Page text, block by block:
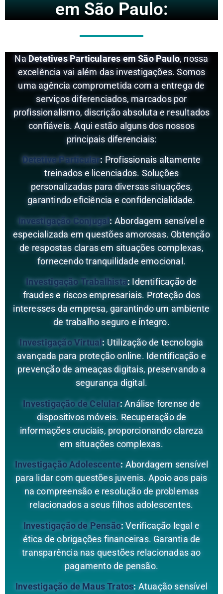
em São Paulo:
NaDetetives Particulares em São Paulo, nossa
excelência vai além das investigações. Somos
uma agência comprometida com a entrega de
serviços diferenciados, marcados por
profissionalismo, discrição absoluta e resultados
confiáveis. Aqui estão alguns dos nossos
principais diferenciais:
Detetive Particular: Profissionais altamente
treinados e licenciados. Soluções
personalizadas para diversas situações,
garantindo eficiência e confidencialidade.
Investigação Conjugal: Abordagem sensível e
especializada em questões amorosas. Obtenção
de respostas claras em situações complexas,
fornecendo tranquilidade emocional.
Investigação Trabalhista: Identificação de
fraudes e riscos empresariais. Proteção dos
interesses da empresa, garantindo um ambiente
de trabalho seguro e íntegro.
Investigação Virtual : Utilização de tecnologia
avançada para proteção online. Identificação e
prevenção de ameaças digitais, preservando a
segurança digital.
Investigação de Celular: Análise forense de
dispositivos móveis. Recuperação de
informações cruciais, proporcionando clareza
em situações complexas.
Investigação Adolescente: Abordagem sensível
para lidar com questões juvenis. Apoio aos pais
na compreensão e resolução de problemas
relacionados a seus filhos adolescentes.
Investigação de Pensão: Verificação legal e
ética de obrigações financeiras. Garantia de
transparência nas questões relacionadas ao
pagamento de pensão.
Investigação de Maus Tratos: Atuação sensível